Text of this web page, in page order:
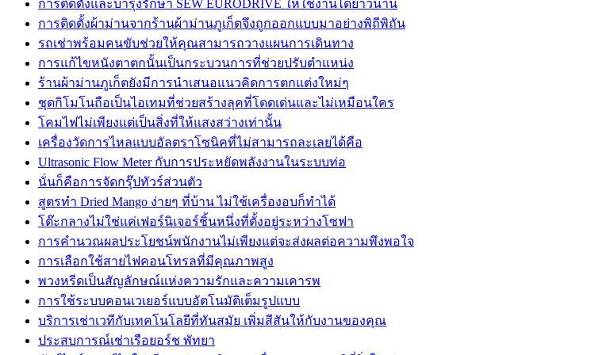
การติดตั้งและบำรุงรักษา SEW EURODRIVE ให้ใช้งานได้ยาวนาน
การติดตั้งผ้าม่านจากร้านผ้าม่านภูเก็ตจึงถูกออกแบบมาอย่างพิถีพิถัน
รถเช่าพร้อมคนขับช่วยให้คุณสามารถวางแผนการเดินทาง
การแก้ไขหนังตาตกนั้นเป็นกระบวนการที่ช่วยปรับตำแหน่ง
ร้านผ้าม่านภูเก็ตยังมีการนำเสนอแนวคิดการตกแต่งใหม่ๆ
ชุดกิโมโนถือเป็นไอเทมที่ช่วยสร้างลุคที่โดดเด่นและไม่เหมือนใคร
โคมไฟไม่เพียงแต่เป็นสิ่งที่ให้แสงสว่างเท่านั้น
เครื่องวัดการไหลแบบอัลตราโซนิคที่ไม่สามารถละเลยได้คือ
Ultrasonic Flow Meter กับการประหยัดพลังงานในระบบท่อ
นั่นก็คือการจัดกรุ๊ปทัวร์ส่วนตัว
สูตรทำ Dried Mango ง่ายๆ ที่บ้าน ไม่ใช้เครื่องอบก็ทำได้
โต๊ะกลางไม่ใช่แค่เฟอร์นิเจอร์ชิ้นหนึ่งที่ตั้งอยู่ระหว่างโซฟา
การคำนวณผลประโยชน์พนักงานไม่เพียงแต่จะส่งผลต่อความพึงพอใจ
การเลือกใช้สายไฟคอนโทรลที่มีคุณภาพสูง
พวงหรีดเป็นสัญลักษณ์แห่งความรักและความเคารพ
การใช้ระบบคอนเวเยอร์แบบอัตโนมัติเต็มรูปแบบ
บริการเช่าเวทีกับเทคโนโลยีที่ทันสมัย เพิ่มสีสันให้กับงานของคุณ
ประสบการณ์เช่าเรือยอร์ช พัทยา